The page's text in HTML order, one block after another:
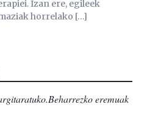
Izan ere, egileek
horrelako […]
Beharrezko eremuak